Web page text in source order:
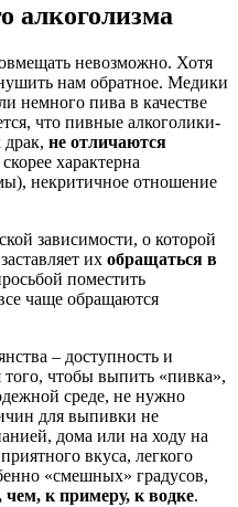
алкоголизма
невозможно. Хотя
нам обратное. Медики
немного пива в качестве
что пивные алкоголики-
не отличаются
характерна
некритичное отношение
зависимости, о которой
их обращаться в
поместить
чаще обращаются
– доступность и
того, чтобы выпить «пивка»,
среде, не нужно
для выпивки не
дома или на ходу на
вкуса, легкого
«смешных» градусов,
чем, к примеру, к водке.